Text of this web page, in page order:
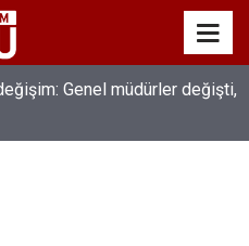
Genel müdürler değişti,